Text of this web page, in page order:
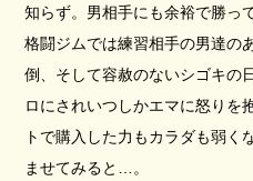
知らず。男相手にも余裕で勝っ
格闘ジムでは練習相手の男達の
倒、そして容赦のないシゴキの
ロにされいつしかエマに怒り
トで購入した力もカラダも弱く
ませてみると…。